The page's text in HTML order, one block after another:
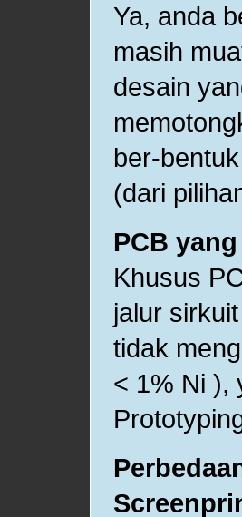
Ya, anda
masih
desain
ber-
(dari
PCB
Khusus
jalur
tidak
< 1% Ni ),